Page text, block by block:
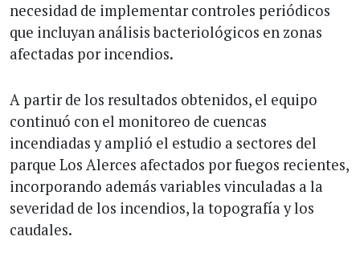
necesidad de implementar controles periódicos
que incluyan análisis bacteriológicos en zonas
afectadas por incendios.
A partir de los resultados obtenidos, el equipo
continuó con el monitoreo de cuencas
incendiadas y amplió el estudio a sectores del
parque Los Alerces afectados por fuegos recientes,
incorporando además variables vinculadas a la
severidad de los incendios, la topografía y los
caudales.